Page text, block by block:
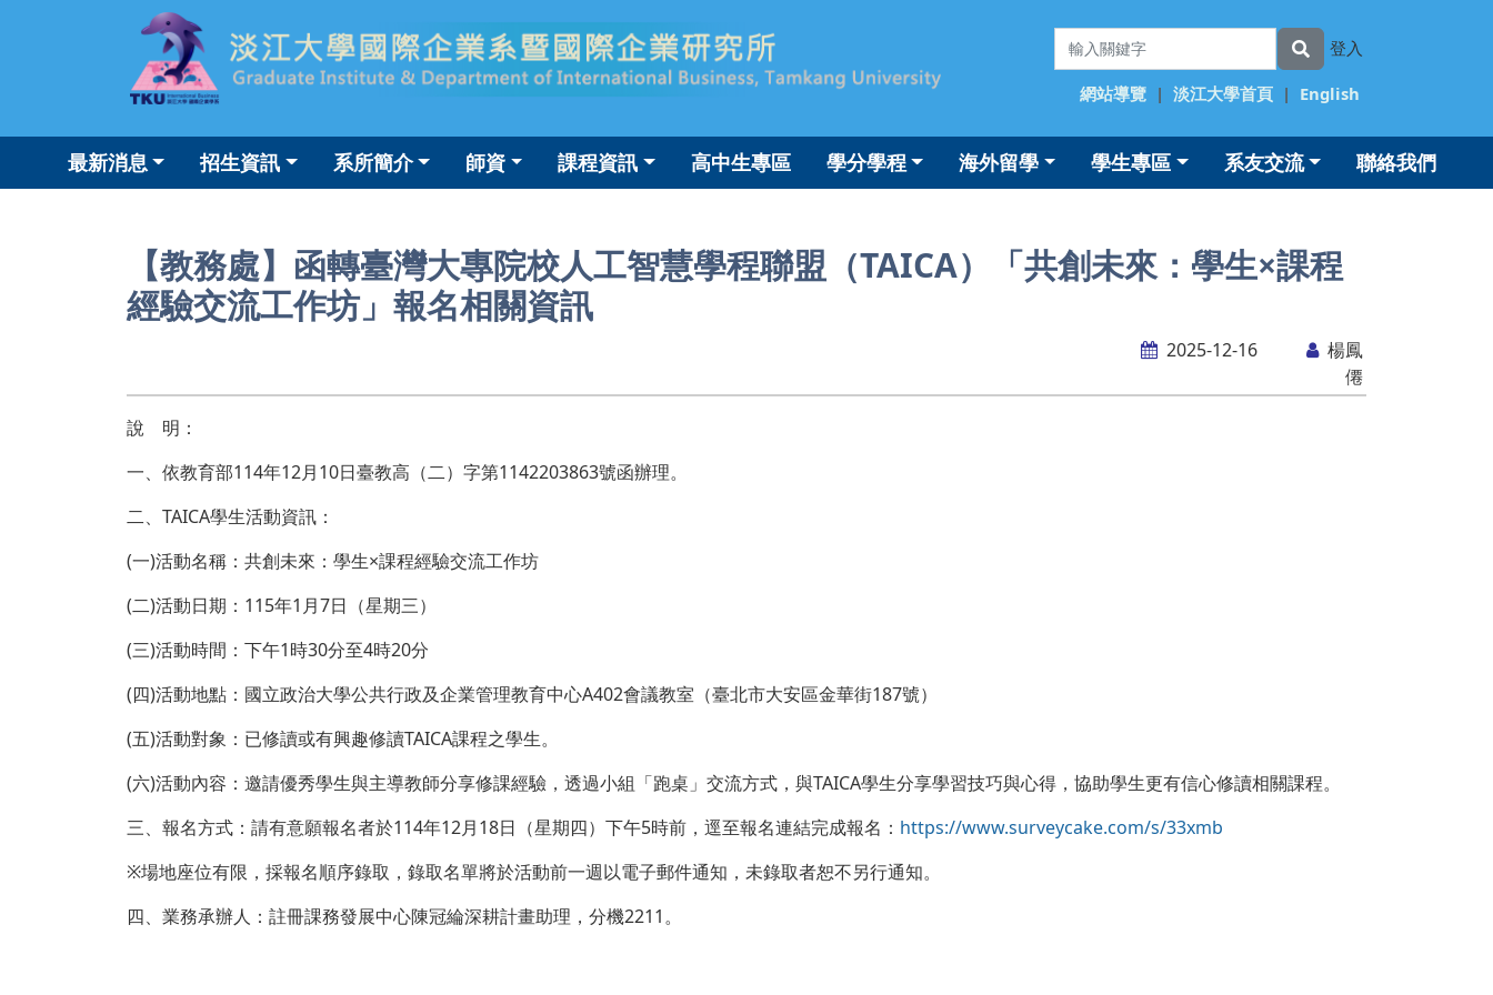
登入
網站導覽 | 淡江大學首頁 | English
最新消息 招生資訊 系所簡介 師資 課程資訊 高中生專區 學分學程 海外留學 學生專區 系友交流 聯絡我們
【教務處】函轉臺灣大專院校人工智慧學程聯盟（TAICA）「共創未來：學生×課程
經驗交流工作坊」報名相關資訊
2025-12-16
楊鳳
僊
說 明：
一、依教育部114年12月10日臺教高（二）字第1142203863號函辦理。
二、TAICA學生活動資訊：
(一)活動名稱：共創未來：學生×課程經驗交流工作坊
(二)活動日期：115年1月7日（星期三）
(三)活動時間：下午1時30分至4時20分
(四)活動地點：國立政治大學公共行政及企業管理教育中心A402會議教室（臺北市大安區金華街187號）
(五)活動對象：已修讀或有興趣修讀TAICA課程之學生。
(六)活動內容：邀請優秀學生與主導教師分享修課經驗，透過小組「跑桌」交流方式，與TAICA學生分享學習技巧與心得，協助學生更有信心修讀相關課程。
三、報名方式：請有意願報名者於114年12月18日（星期四）下午5時前，逕至報名連結完成報名： https://www.surveycake.com/s/33xmb
※場地座位有限，採報名順序錄取，錄取名單將於活動前一週以電子郵件通知，未錄取者恕不另行通知。
四、業務承辦人：註冊課務發展中心陳冠綸深耕計畫助理，分機2211。